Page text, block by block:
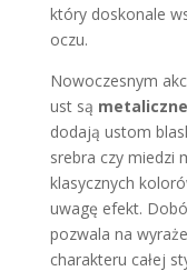
który doskonale
oczu.
Nowoczesnym
ust są
dodają ustom
srebra czy miedzi
klasycznych
uwagę efekt.
pozwala na
charakteru całej